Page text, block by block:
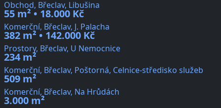
Obchod, Břeclav, Libušina
55 m² • 18.000 Kč
Komerční, Břeclav, J. Palacha
382 m² • 142.000 Kč
Prostory, Břeclav, U Nemocnice
234 m²
Komerční, Břeclav, Poštorná, Celnice-středisko služeb
509 m²
Komerční, Břeclav, Na Hrůdách
3.000 m²